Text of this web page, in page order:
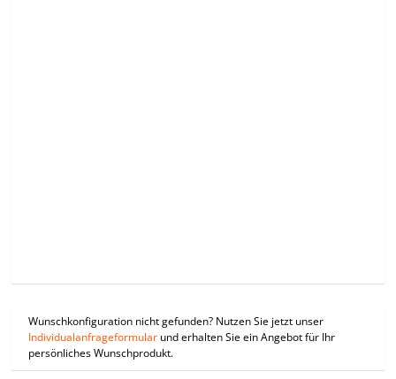
Wunschkonfiguration nicht gefunden? Nutzen Sie jetzt unser
Individualanfrageformular und erhalten Sie ein Angebot für Ihr
persönliches Wunschprodukt.